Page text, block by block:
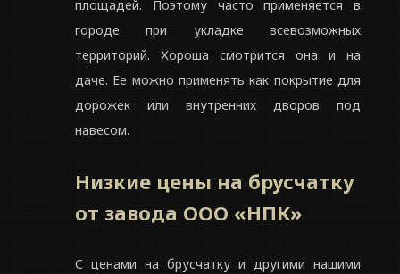
площадей. Поэтому часто применяется в
городе при укладке всевозможных
территорий. Хороша смотрится она и на
даче. Ее можно применять как покрытие для
дорожек или внутренних дворов под
навесом.
Низкие цены на брусчатку
от завода ООО «НПК»
С ценами на брусчатку и другими нашими